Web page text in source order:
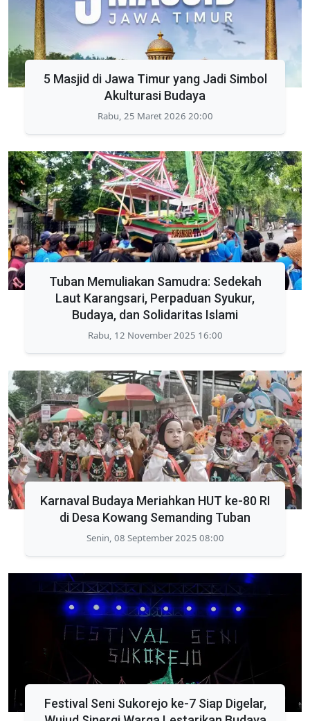
5 Masjid di Jawa Timur yang Jadi Simbol
Akulturasi Budaya
Rabu, 25 Maret 2026 20:00
Tuban Memuliakan Samudra: Sedekah
Laut Karangsari, Perpaduan Syukur,
Budaya, dan Solidaritas Islami
Rabu, 12 November 2025 16:00
Karnaval Budaya Meriahkan HUT ke-80 RI
di Desa Kowang Semanding Tuban
Senin, 08 September 2025 08:00
‎Festival Seni Sukorejo ke-7 Siap Digelar,